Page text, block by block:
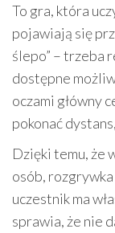
To gra, która
pojawiają się
ślepo” – trzeba
dostępne
oczami główny
pokonać
Dzięki temu, że
osób,
uczestnik ma
sprawia, że nie